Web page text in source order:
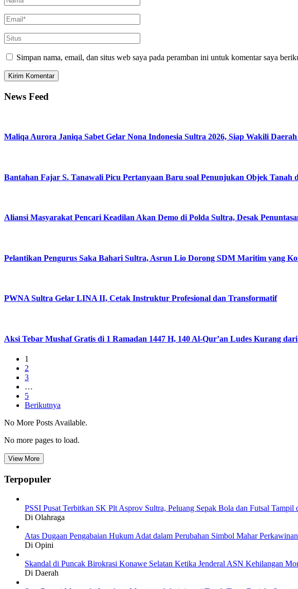
Simpan nama, email, dan situs web saya pada peramban ini untuk komentar saya
News Feed
Maliqa Aurora Janiqa Sabet Gelar Nona Indonesia Sultra 2026, Siap Wakili
Bantahan Fajar S. Tanawali Picu Pertanyaan Baru soal Penunjukan Objek Tanah
Aliansi Masyarakat Pencari Keadilan Akan Demo di Polda Sultra, Desak
Pelantikan Pengurus Saka Bahari Sultra, Asrun Lio Dorong SDM Maritim yang
PWNA Sultra Gelar LINA II, Cetak Instruktur Profesional dan Transformatif
Aksi Tebar Mushaf Gratis di 1 Ramadan 1447 H, 140 Al-Qur’an Ludes Kurang dari
1
2
3
…
5
Berikutnya
No More Posts Available.
No more pages to load.
View More
Terpopuler
PSSI Pusat Terbitkan SK Plt Asprov Sultra, Peluang Sepak Bola dan Futsal Tampil
Di Olahraga
Atas Dugaan Pengabaian Hukum Adat dalam Perubahan Simbol Mahar
Di Opini
Skandal di Puncak Birokrasi Konawe Selatan Ketika Jenderal ASN Kehilangan
Di Daerah